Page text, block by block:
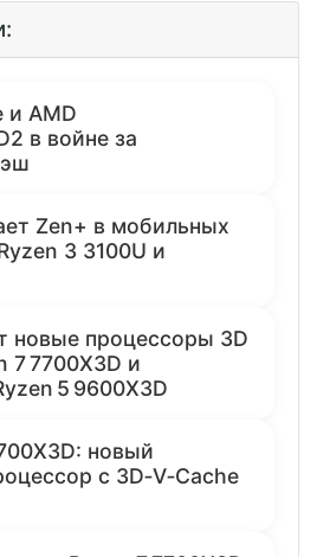
и AMD
в войне за
Zen+ в мобильных
3 3100U и
новые процессоры 3D
7 7700X3D и
5 9600X3D
новый
с 3D‑V‑Cache